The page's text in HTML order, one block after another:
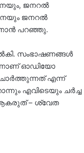
ജനറല്‍
ജനറല്‍
പറഞ്ഞു.
സംഭാഷണങ്ങള്‍
ഓഡിയോ
എന്ന്
എവിടെയും ചര്‍ച്ച
– ശ്വേത